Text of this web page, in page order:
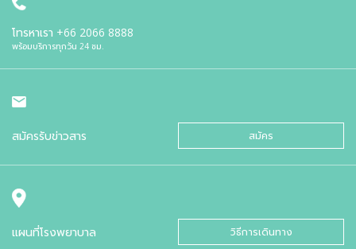
โทรหาเรา +66 2066 8888
พร้อมบริการทุกวัน 24 ชม.
สมัครรับข่าวสาร สมัคร
แผนที่โรงพยาบาล วิธีการเดินทาง